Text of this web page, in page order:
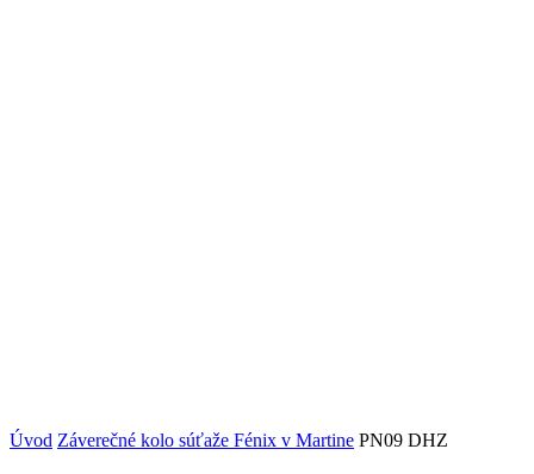
Úvod Záverečné kolo súťaže Fénix v Martine PN09 DHZ